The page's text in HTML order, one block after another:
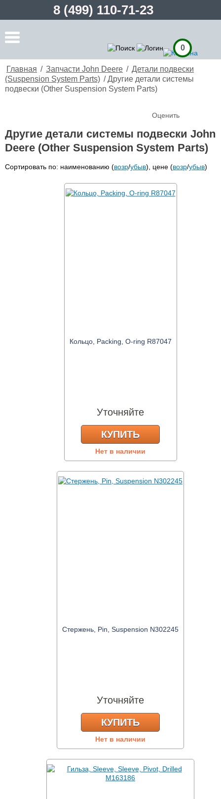
8 (499) 110-71-23
0
Главная / Запчасти John Deere / Детали подвески
(Suspension System Parts) /Другие детали системы
подвески (Other Suspension System Parts)
Оценить
Другие детали системы подвески John
Deere (Other Suspension System Parts)
Сортировать по: наименованию (возр/убыв), цене (возр/убыв)
Кольцо, Packing, O-ring R87047
Уточняйте
КУПИТЬ
Нет в наличии
Стержень, Pin, Suspension N302245
Уточняйте
КУПИТЬ
Нет в наличии